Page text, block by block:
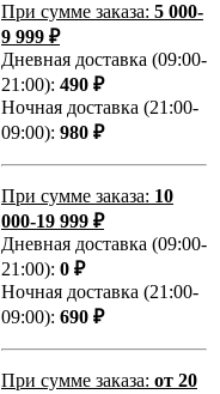
При сумме заказа: 5 000-
9 999 ₽
Дневная доставка (09:00-
21:00): 490 ₽
Ночная доставка (21:00-
09:00): 980 ₽
При сумме заказа: 10
000-19 999 ₽
Дневная доставка (09:00-
21:00): 0 ₽
Ночная доставка (21:00-
09:00): 690 ₽
При сумме заказа: от 20